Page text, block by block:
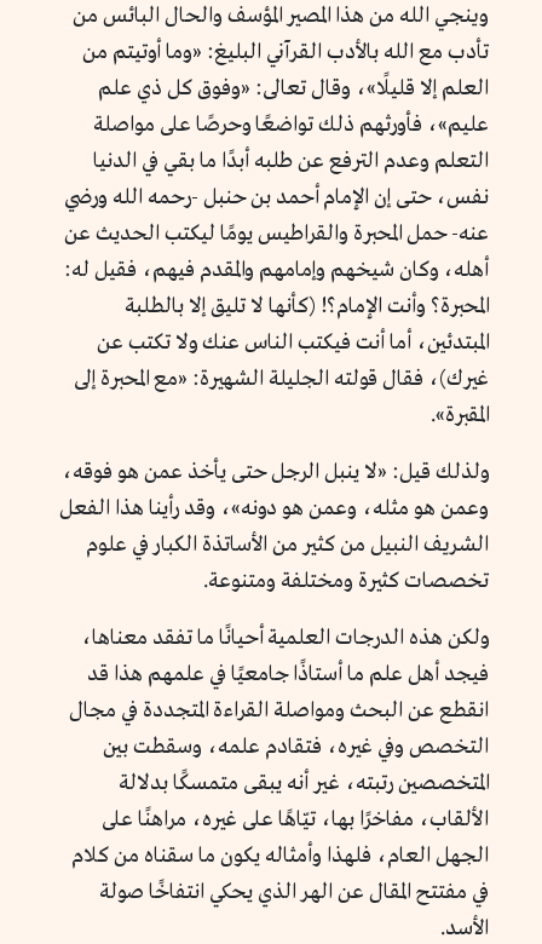
وينجي الله من هذا المصير المؤسف والحال البائس من
تأدب مع الله بالأدب القرآني البليغ: «وما أوتيتم من
العلم إلا قليلًا»، وقال تعالى: «وفوق كل ذي علم
عليم»، فأورثهم ذلك تواضعًا وحرصًا على مواصلة
التعلم وعدم الترفع عن طلبه أبدًا ما بقي في الدنيا
نفس، حتى إن الإمام أحمد بن حنبل -رحمه الله ورضي
عنه- حمل المحبرة والقراطيس يومًا ليكتب الحديث عن
أهله، وكان شيخهم وإمامهم والمقدم فيهم، فقيل له:
المحبرة؟ وأنت الإمام؟! (كأنها لا تليق إلا بالطلبة
المبتدئين، أما أنت فيكتب الناس عنك ولا تكتب عن
غيرك)، فقال قولته الجليلة الشهيرة: «مع المحبرة إلى
المقبرة».
ولذلك قيل: «لا ينبل الرجل حتى يأخذ عمن هو فوقه،
وعمن هو مثله، وعمن هو دونه»، وقد رأينا هذا الفعل
الشريف النبيل من كثير من الأساتذة الكبار في علوم
تخصصات كثيرة ومختلفة ومتنوعة.
ولكن هذه الدرجات العلمية أحيانًا ما تفقد معناها،
فيجد أهل علم ما أستاذًا جامعيًا في علمهم هذا قد
انقطع عن البحث ومواصلة القراءة المتجددة في مجال
التخصص وفي غيره، فتقادم علمه، وسقطت بين
المتخصصين رتبته، غير أنه يبقى متمسكًا بدلالة
الألقاب، مفاخرًا بها، تيّاهًا على غيره، مراهنًا على
الجهل العام، فلهذا وأمثاله يكون ما سقناه من كلام
في مفتتح المقال عن الهر الذي يحكي انتفاخًا صولة
الأسد.